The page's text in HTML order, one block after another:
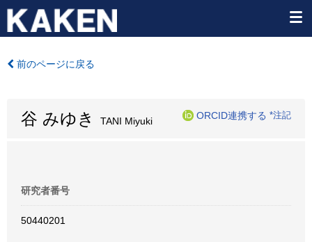
前のページに戻る
谷 みゆき TANI Miyuki
ORCID連携する *注記
研究者番号
50440201